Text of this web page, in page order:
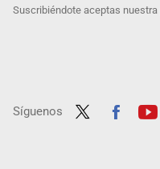
Suscribiéndote aceptas nuestra
Síguenos